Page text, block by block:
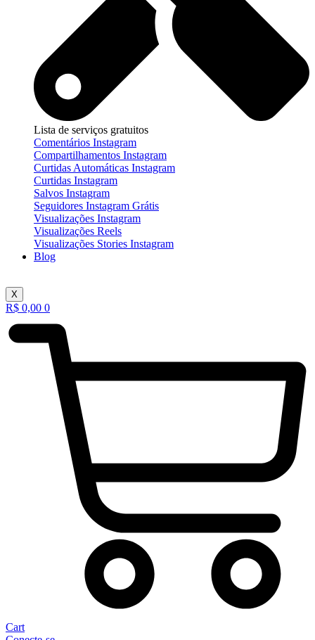
Lista de serviços gratuitos
Comentários Instagram
Compartilhamentos Instagram
Curtidas Automáticas Instagram
Curtidas Instagram
Salvos Instagram
Seguidores Instagram Grátis
Visualizações Instagram
Visualizações Reels
Visualizações Stories Instagram
Blog
X
R$ 0,00 0
Cart